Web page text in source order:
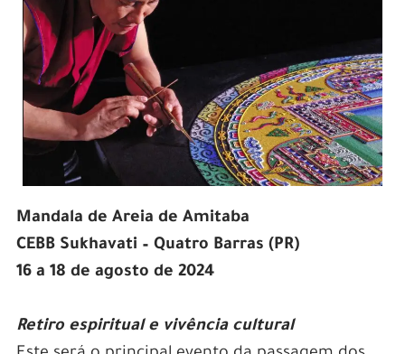
Mandala de Areia de Amitaba
CEBB Sukhavati – Quatro Barras (PR)
16 a 18 de agosto de 2024
Retiro espiritual e vivência cultural